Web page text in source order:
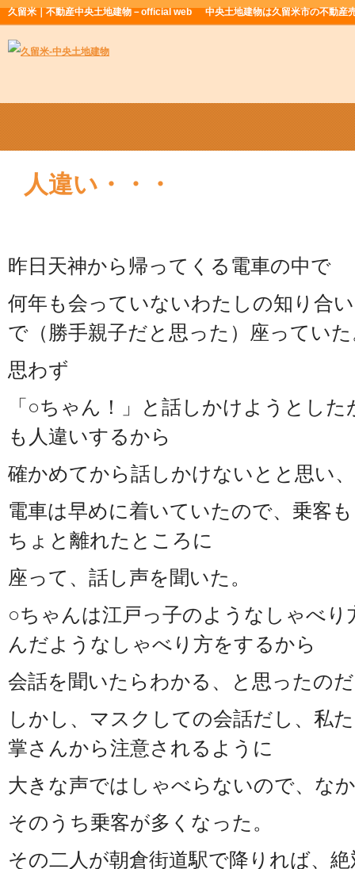
久留米｜不動産中央土地建物－official web 中央土地建物は久留米市の不動産
人違い・・・
昨日天神から帰ってくる電車の中で
何年も会っていないわたしの知り合
で（勝手親子だと思った）座ってい
思わず
「○ちゃん！」と話しかけようとし
も人違いするから
確かめてから話しかけないとと思い
電車は早めに着いていたので、乗客
ちょと離れたところに
座って、話し声を聞いた。
○ちゃんは江戸っ子のようなしゃべり
んだようなしゃべり方をするから
会話を聞いたらわかる、と思ったの
しかし、マスクしての会話だし、私
掌さんから注意されるように
大きな声ではしゃべらないので、な
そのうち乗客が多くなった。
その二人が朝倉街道駅で降りれば、